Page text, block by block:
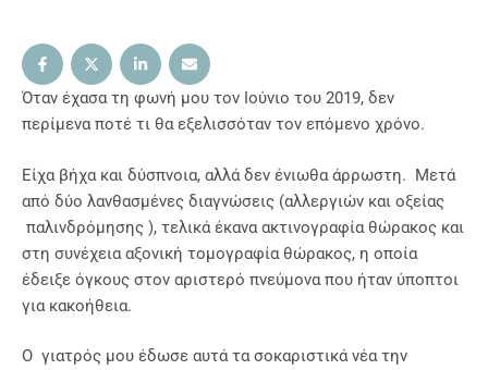
Όταν έχασα τη φωνή μου τον Ιούνιο του 2019, δεν
περίμενα ποτέ τι θα εξελισσόταν τον επόμενο χρόνο.
Είχα βήχα και δύσπνοια, αλλά δεν ένιωθα άρρωστη. Μετά
από δύο λανθασμένες διαγνώσεις (αλλεργιών και οξείας
παλινδρόμησης ), τελικά έκανα ακτινογραφία θώρακος και
στη συνέχεια αξονική τομογραφία θώρακος, η οποία
έδειξε όγκους στον αριστερό πνεύμονα που ήταν ύποπτοι
για κακοήθεια.
Ο γιατρός μου έδωσε αυτά τα σοκαριστικά νέα την